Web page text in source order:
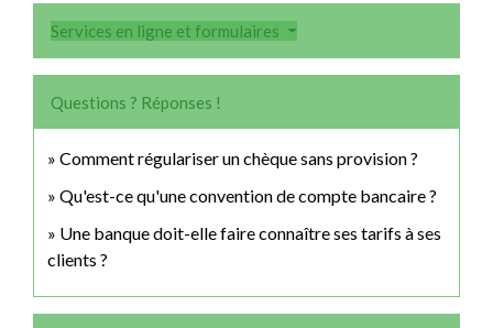
Services en ligne et formulaires
Questions ? Réponses !
Comment régulariser un chèque sans provision ?
Qu'est-ce qu'une convention de compte bancaire ?
Une banque doit-elle faire connaître ses tarifs à ses
clients ?